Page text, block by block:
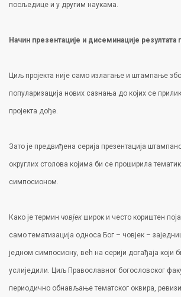
посљедице и у другим наукама.
Начин презентације и дисеминације резултата
Циљ пројекта није само излагање и штампање
популаризација нових сазнања до којих се
пројекта дође.
Зато је предвиђена серија презентација
округлих столова којима би се проширила
симпосионом.
Како је термин човјек широк и често кориштен
само тематизација односа Бог – човјек –
једном симпосиону, већ на серији догађаја који
услиједили. Циљ Православног богословског
периодично обнављање тематског оквира,